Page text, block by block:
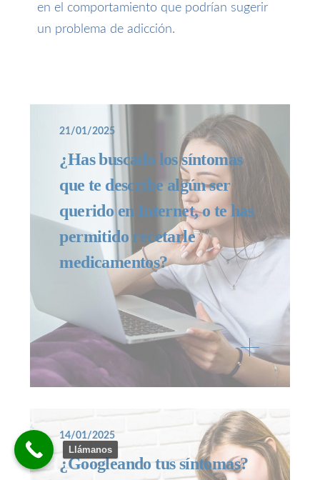
en el comportamiento que podrían sugerir
un problema de adicción.
21/01/2025
¿Has buscado los síntomas
que te describe algún ser
querido en Internet, o te has
permitido recetarle
medicamentos?
14/01/2025
¿Googleando tus síntomas?
Llámanos